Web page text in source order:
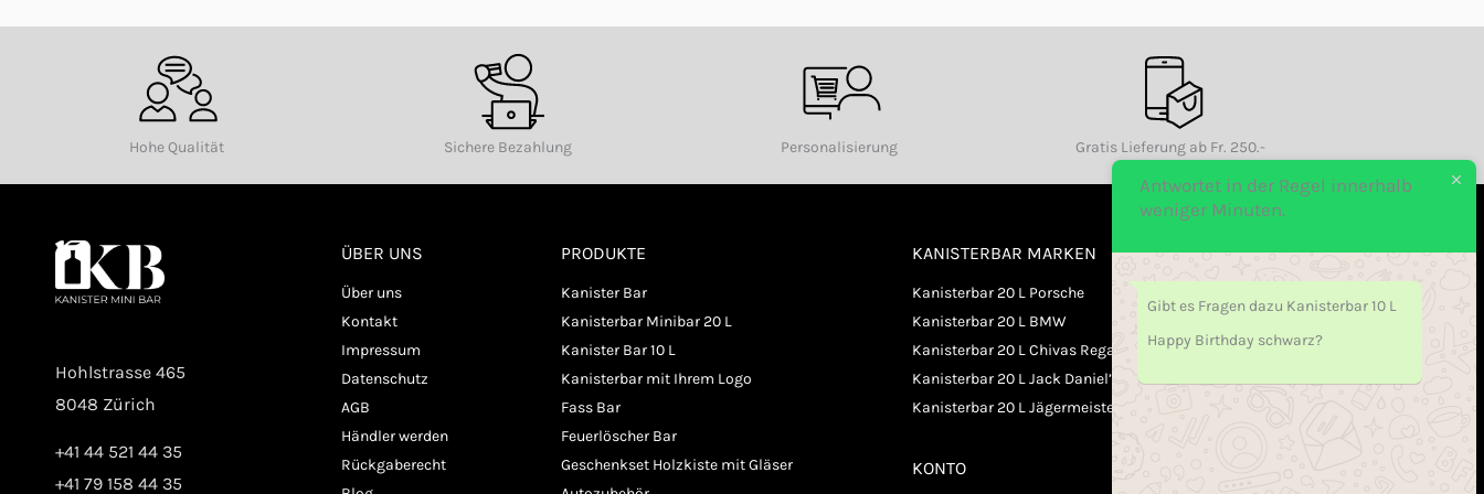
Hohe Qualität Sichere Bezahlung Personalisierung Gratis Lieferung ab Fr. 250.-
Hohlstrasse 465
8048 Zürich
+41 44 521 44 35
+41 79 158 44 35
ÜBER UNS
Über uns
Kontakt
Impressum
Datenschutz
AGB
Händler werden
Rückgaberecht
PRODUKTE
Kanister Bar
Kanisterbar Minibar 20 L
Kanister Bar 10 L
Kanisterbar mit Ihrem Logo
Fass Bar
Feuerlöscher Bar
Geschenkset Holzkiste mit Gläser
KANISTERBAR MARKEN
Kanisterbar 20 L Porsche
Kanisterbar 20 L BMW
Kanisterbar 20 L Chivas Regal
Kanisterbar 20 L Jack Daniel’s
Kanisterbar 20 L Jägermeister
KONTO
ÖFFNUNGSZEITEN
Mo. - Fr. 09.00-20:00
Antwortet in der Regel innerhalb
weniger Minuten.
Gibt es Fragen dazu Kanisterbar 10 L
Happy Birthday schwarz?